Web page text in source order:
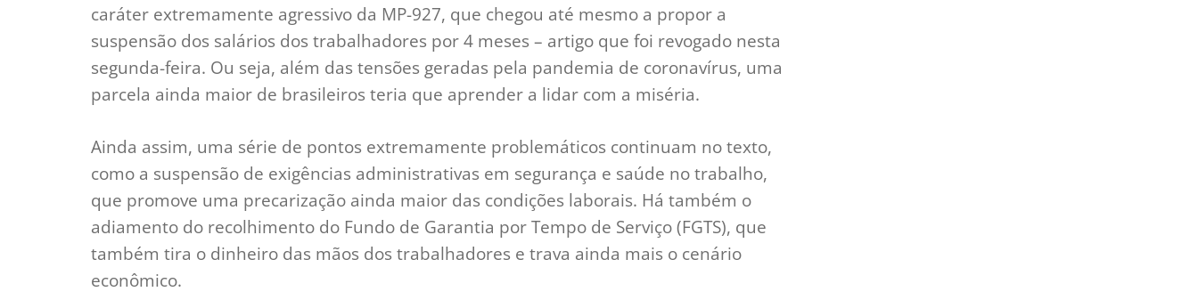
caráter extremamente agressivo da MP-927, que chegou até mesmo a propor a
suspensão dos salários dos trabalhadores por 4 meses – artigo que foi revogado nesta
segunda-feira. Ou seja, além das tensões geradas pela pandemia de coronavírus, uma
parcela ainda maior de brasileiros teria que aprender a lidar com a miséria.
Ainda assim, uma série de pontos extremamente problemáticos continuam no texto,
como a suspensão de exigências administrativas em segurança e saúde no trabalho,
que promove uma precarização ainda maior das condições laborais. Há também o
adiamento do recolhimento do Fundo de Garantia por Tempo de Serviço (FGTS), que
também tira o dinheiro das mãos dos trabalhadores e trava ainda mais o cenário
econômico.